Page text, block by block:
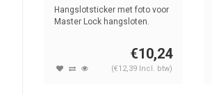
Hangslotsticker met foto voor
Master Lock hangsloten.
€10,24
(€12,39 Incl. btw)